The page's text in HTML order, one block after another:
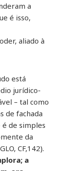
a
é isso,
aliado à
está
jurídico-
– tal como
de fachada
é de simples
da
CF,142).
a